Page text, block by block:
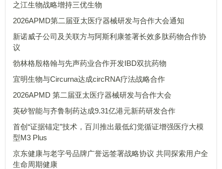
之江生物战略增持三优生物
2026APMD第二届亚太医疗器械研发与合作大会通知
新诺威子公司及关联方与阿斯利康签署长效多肽药物合作协
议
勃林格殷格翰与先声药业合作开发IBD双抗药物
宜明生物与Circurna达成circRNA疗法战略合作
2026APMD 第二届亚太医疗器械研发与合作大会
英矽智能与齐鲁制药达成9.31亿港元新药研发合作
首创“证据锚定”技术，百川推出最低幻觉循证增强医疗大模
型M3 Plus
京东健康与老字号品牌广誉远签署战略协议 共同探索用户全
生命周期健康